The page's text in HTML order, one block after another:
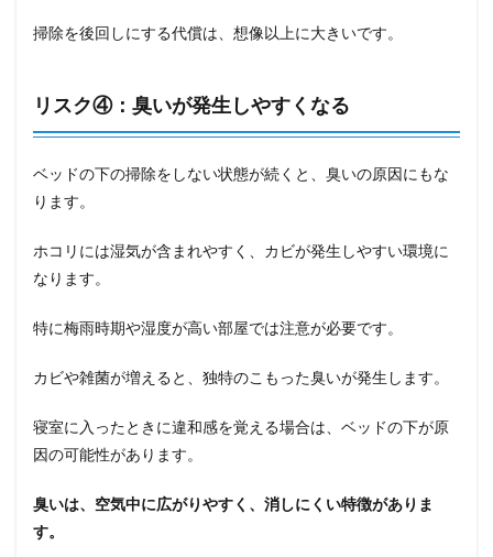
掃除を後回しにする代償は、想像以上に大きいです。
リスク④：臭いが発生しやすくなる
ベッドの下の掃除をしない状態が続くと、臭いの原因にもな
ります。
ホコリには湿気が含まれやすく、カビが発生しやすい環境に
なります。
特に梅雨時期や湿度が高い部屋では注意が必要です。
カビや雑菌が増えると、独特のこもった臭いが発生します。
寝室に入ったときに違和感を覚える場合は、ベッドの下が原
因の可能性があります。
臭いは、空気中に広がりやすく、消しにくい特徴がありま
す。